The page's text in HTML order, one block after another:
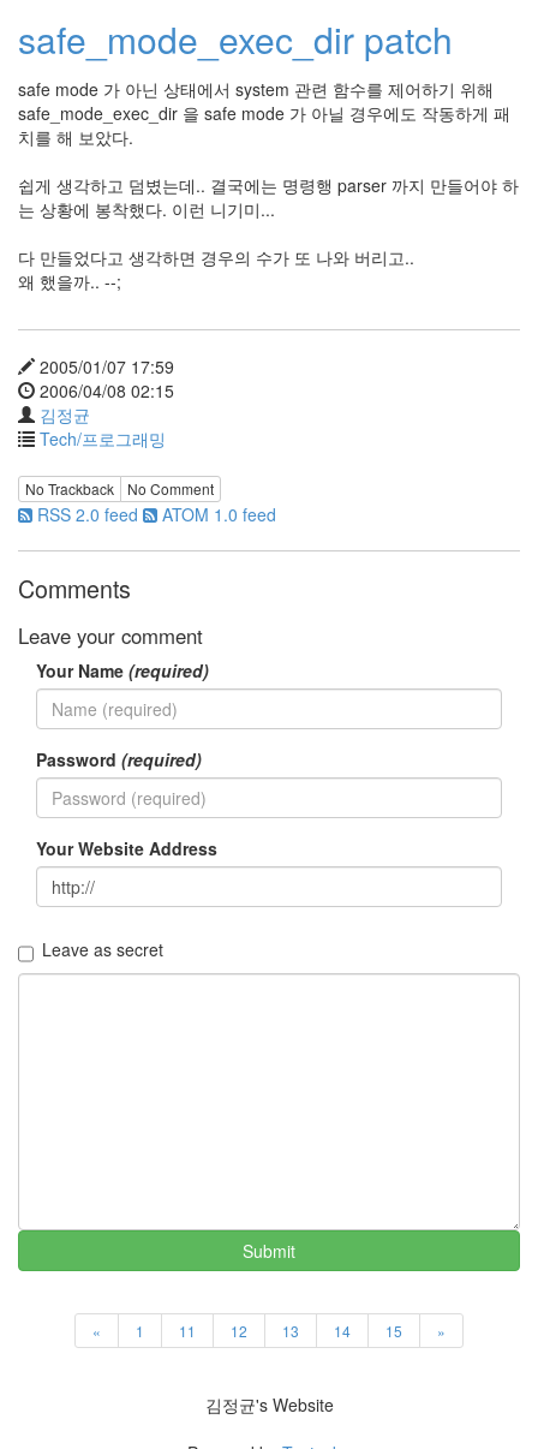
safe_mode_exec_dir patch
safe mode 가 아닌 상태에서 system 관련 함수를 제어하기 위해
safe_mode_exec_dir 을 safe mode 가 아닐 경우에도 작동하게 패
치를 해 보았다.
쉽게 생각하고 덤볐는데.. 결국에는 명령행 parser 까지 만들어야 하
는 상황에 봉착했다. 이런 니기미...
다 만들었다고 생각하면 경우의 수가 또 나와 버리고..
왜 했을까.. --;
2005/01/07 17:59
2006/04/08 02:15
김정균
Tech/프로그래밍
No Trackback No Comment
RSS 2.0 feed ATOM 1.0 feed
Comments
Leave your comment
Your Name (required)
Password (required)
Your Website Address
Leave as secret
Submit
« 1 11 12 13 14 15 »
9V
충
전
지
전...
김
정
하
이
맥
스
엑
스
빔
XPH70.2
1
김
균
김정균's Website